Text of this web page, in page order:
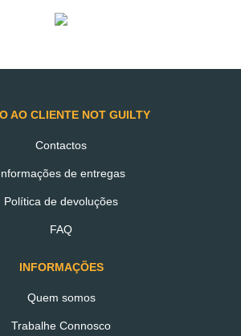
PODERÁ
GOSTAR
AO CLIENTE NOT GUILTY
Contactos
de entregas
Política de devoluções
FAQ
INFORMAÇÕES
Quem somos
Trabalhe Connosco